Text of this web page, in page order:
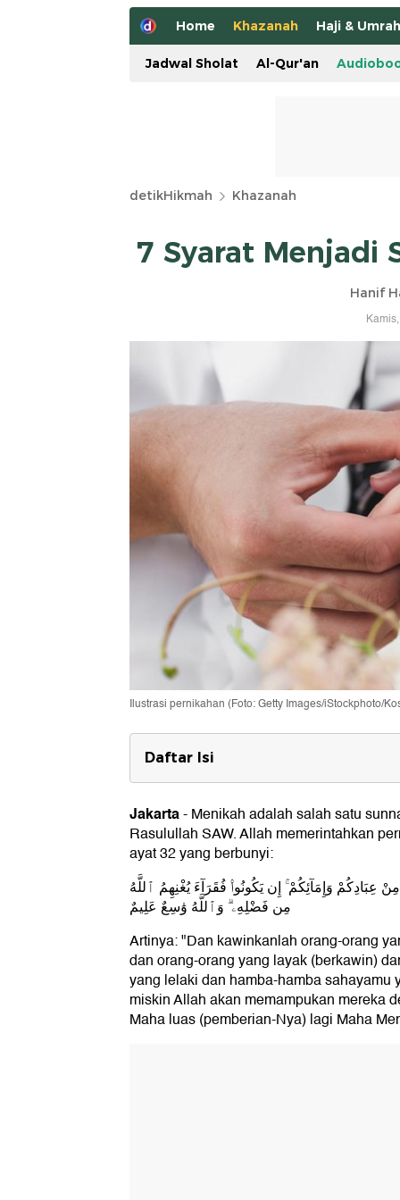
Home Khazanah Haji & Umrah
Jadwal Sholat Al-Qur'an
detikHikmah Khazanah
7 Syarat Menjadi
Hanif
Ilustrasi pernikahan (Foto: Getty Images/iStockphoto/
Daftar Isi
1. Beragama Islam
2. Berakal
3. Baligh
4. Adil
5. Minimal Dua Orang
6. Laki-laki
7. Merdeka
Jakarta-Menikah adalah salah satu
Rasulullah SAW. Allah memerintahkan
ayat 32 yang berbunyi:
عِبَادِكُمْ وَإِمَآئِكُمْ ۚ إِن يَكُونُوا۟ فُقَرَآءَ يُغْنِهِمُ ٱللَّهُ
مِن فَضْلِهِۦ ۗ وَٱللَّهُ وَٰسِعٌ عَلِيمٌ
Artinya: "Dan kawinkanlah orang-orang
dan orang-orang yang layak (berkawin)
yang lelaki dan hamba-hamba sahayamu
miskin Allah akan memampukan mereka
Maha luas (pemberian-Nya) lagi Maha